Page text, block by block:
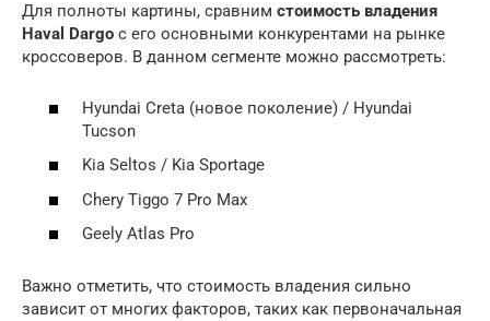
Для полноты картины, сравним стоимость владения
Haval Dargo с его основными конкурентами на рынке
кроссоверов. В данном сегменте можно рассмотреть:
Hyundai Creta (новое поколение) / Hyundai
Tucson
Kia Seltos / Kia Sportage
Chery Tiggo 7 Pro Max
Geely Atlas Pro
Важно отметить, что стоимость владения сильно
зависит от многих факторов, таких как первоначальная